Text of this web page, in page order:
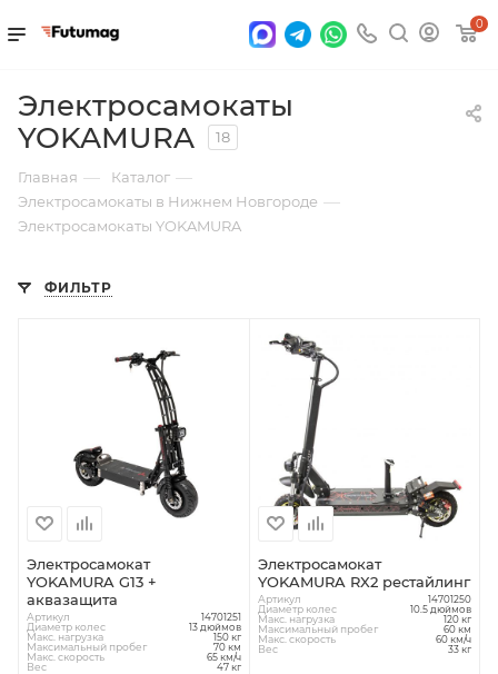
0
Электросамокаты
YOKAMURA
18
Главная — Каталог —
Электросамокаты в Нижнем Новгороде —
Электросамокаты YOKAMURA
ФИЛЬТР
Электросамокат
YOKAMURA G13 +
аквазащита
Артикул 14701251
Диаметр колес 13 дюймов
Макс. нагрузка 150 кг
Максимальный пробег 70 км
Макс. скорость 65 км/ч
Вес 47 кг
Электросамокат
YOKAMURA RX2 рестайлинг
Артикул 14701250
Диаметр колес 10.5 дюймов
Макс. нагрузка 120 кг
Максимальный пробег 60 км
Макс. скорость 60 км/ч
Вес 33 кг